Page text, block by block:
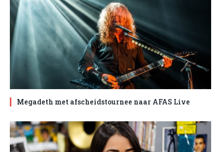
Megadeth met afscheidstournee naar AFAS Live